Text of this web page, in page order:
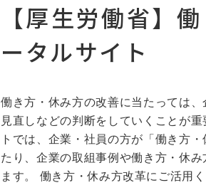
【厚生労働省】
ータルサイト
働き方・休み方の改善に当たっては
見直しなどの判断をしていくことが
トでは、企業・社員の方が「働き方
たり、企業の取組事例や働き方・休
ます。 働き方・休み方改革にご活用